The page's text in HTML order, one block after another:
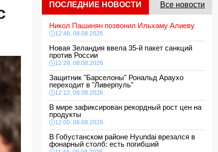
ПОСЛЕДНИЕ НОВОСТИ Все новости
Никол Пашинян позвонил Ильхаму Алиеву
12:48, 08.08.2026
Новая Зеландия ввела 35-й пакет санкций
против России
12:28, 08.08.2026
Защитник "Барселоны" Рональд Араухо
переходит в "Ливерпуль"
12:12, 08.08.2026
В мире зафиксирован рекордный рост цен на
продукты
12:00, 08.08.2026
В Гобустанском районе Hyundai врезался в
фонарный столб: есть погибший